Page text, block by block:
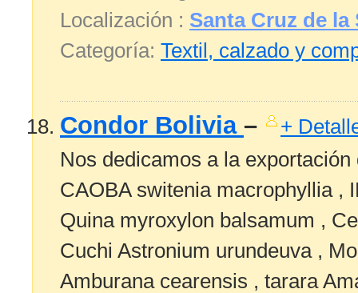
Localización : Santa Cruz de la
Categoría: Textil, calzado y
Condor Bolivia – +
Nos dedicamos a la
CAOBA switenia macrophyllia ,
Quina myroxylon balsamum ,
Cuchi Astronium urundeuva ,
Amburana cearensis , tarara